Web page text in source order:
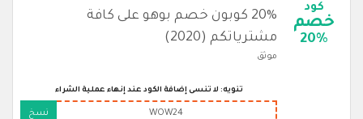
كود
خصم
20%
20% كوبون خصم بوهو على كافة
مشترياتكم (2020)
موثق
تنويه: لا تنسى إضافة الكود عند إنهاء عملية الشراء
WOW24 نسخ